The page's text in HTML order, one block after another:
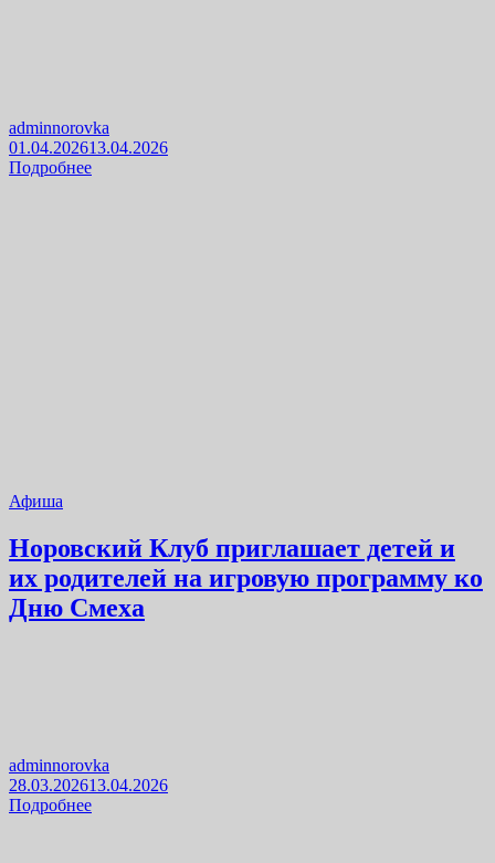
adminnorovka
01.04.202613.04.2026
Подробнее
Афиша
Норовский Клуб приглашает детей и
их родителей на игровую программу ко
Дню Смеха
adminnorovka
28.03.202613.04.2026
Подробнее